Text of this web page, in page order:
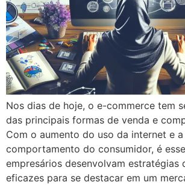
Nos dias de hoje, o e-commerce tem
das principais formas de venda e
Com o aumento do uso da internet e
comportamento do consumidor, é
empresários desenvolvam estratégias
eficazes para se destacar em um